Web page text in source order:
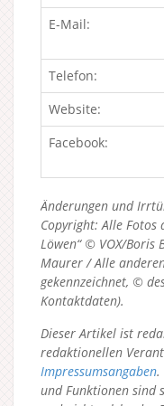
E-Mail:
Telefon:
Website:
Facebook:
Änderungen und
Copyright: Alle Fotos
Löwen“ © VOX/Boris
Maurer / Alle
gekennzeichnet, ©
Kontaktdaten).
Dieser Artikel ist
redaktionellen
Impressumsangaben.
und Funktionen sind